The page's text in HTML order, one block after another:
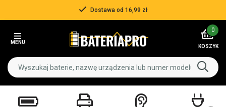
Ponad 500 000 klientów
MENU
0
KOSZYK